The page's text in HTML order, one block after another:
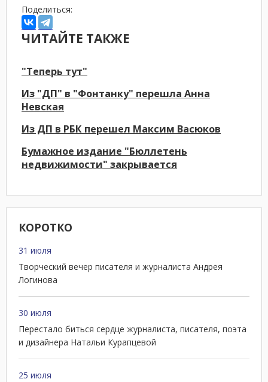
КОРОТКО
31 июля
Творческий вечер писателя и журналиста Андрея
Логинова
30 июля
Перестало биться сердце журналиста, писателя, поэта
и дизайнера Натальи Курапцевой
25 июля
Поделиться:
ЧИТАЙТЕ ТАКЖЕ
"Теперь тут"
Из "ДП" в "Фонтанку" перешла Анна
Невская
Из ДП в РБК перешел Максим Васюков
Бумажное издание "Бюллетень
недвижимости" закрывается